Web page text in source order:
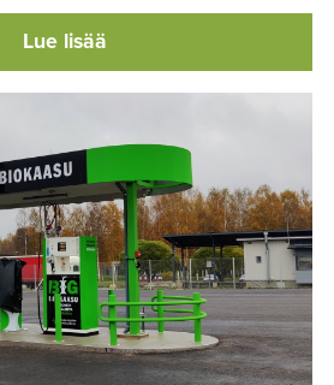
Lue lisää